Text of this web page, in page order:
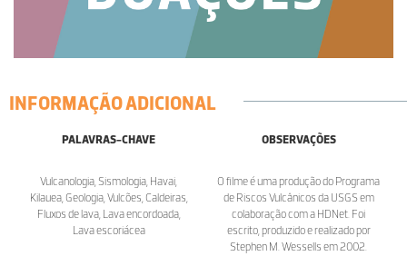
INFORMAÇÃO ADICIONAL
PALAVRAS-CHAVE
Vulcanologia, Sismologia, Havai,
Kilauea, Geologia, Vulcões, Caldeiras,
Fluxos de lava, Lava encordoada,
Lava escoriácea
OBSERVAÇÕES
O filme é uma produção do Programa
de Riscos Vulcânicos da USGS em
colaboração com a HDNet. Foi
escrito, produzido e realizado por
Stephen M. Wessells em 2002.